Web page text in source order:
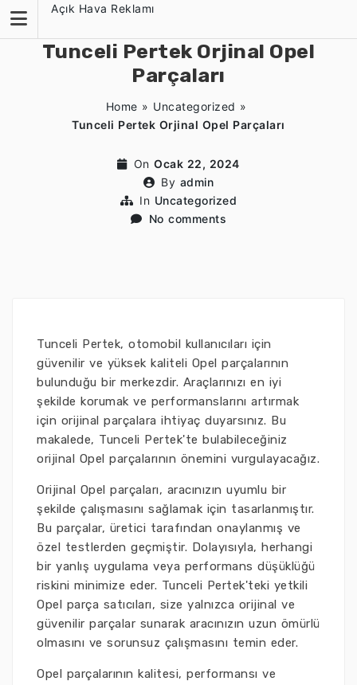
content
Açık Hava Reklamı
Tunceli Pertek Orjinal Opel
Parçaları
Home » Uncategorized »
Tunceli Pertek Orjinal Opel Parçaları
On Ocak 22, 2024
By admin
In Uncategorized
No comments
Tunceli Pertek, otomobil kullanıcıları için
güvenilir ve yüksek kaliteli Opel parçalarının
bulunduğu bir merkezdir. Araçlarınızı en iyi
şekilde korumak ve performanslarını artırmak
için orijinal parçalara ihtiyaç duyarsınız. Bu
makalede, Tunceli Pertek'te bulabileceğiniz
orijinal Opel parçalarının önemini vurgulayacağız.
Orijinal Opel parçaları, aracınızın uyumlu bir
şekilde çalışmasını sağlamak için tasarlanmıştır.
Bu parçalar, üretici tarafından onaylanmış ve
özel testlerden geçmiştir. Dolayısıyla, herhangi
bir yanlış uygulama veya performans düşüklüğü
riskini minimize eder. Tunceli Pertek'teki yetkili
Opel parça satıcıları, size yalnızca orijinal ve
güvenilir parçalar sunarak aracınızın uzun ömürlü
olmasını ve sorunsuz çalışmasını temin eder.
Opel parçalarının kalitesi, performansı ve